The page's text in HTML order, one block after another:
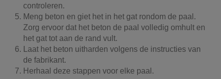
controleren.
Meng beton en giet het in het gat rondom de paal.
Zorg ervoor dat het beton de paal volledig omhult en
het gat tot aan de rand vult.
Laat het beton uitharden volgens de instructies van
de fabrikant.
Herhaal deze stappen voor elke paal.